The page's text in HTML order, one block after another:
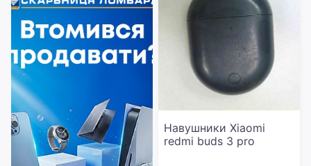
Навушники Xiaomi
redmi buds 3 pro